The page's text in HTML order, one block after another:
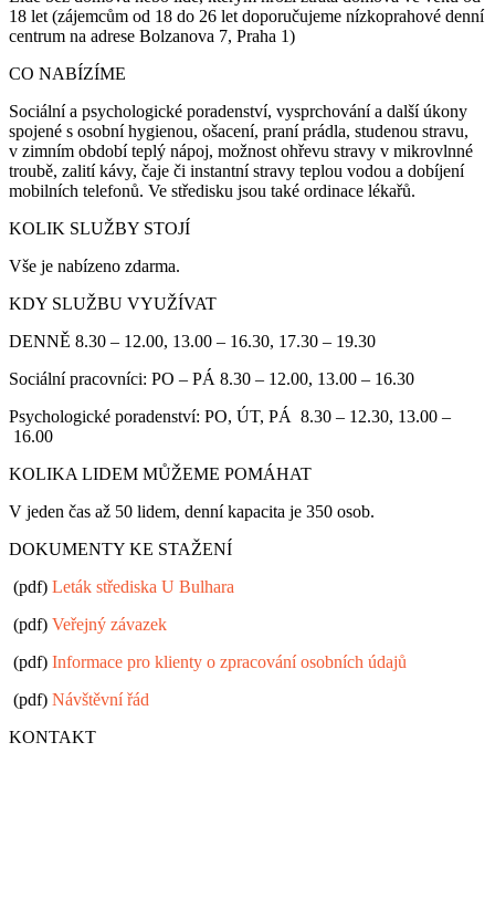
18 let (zájemcům od 18 do 26 let doporučujeme nízkoprahové denní
centrum na adrese Bolzanova 7, Praha 1)
CO NABÍZÍME
Sociální a psychologické poradenství, vysprchování a další úkony
spojené s osobní hygienou, ošacení, praní prádla, studenou stravu,
v zimním období teplý nápoj, možnost ohřevu stravy v mikrovlnné
troubě, zalití kávy, čaje či instantní stravy teplou vodou a dobíjení
mobilních telefonů. Ve středisku jsou také ordinace lékařů.
KOLIK SLUŽBY STOJÍ
Vše je nabízeno zdarma.
KDY SLUŽBU VYUŽÍVAT
DENNĚ 8.30 – 12.00, 13.00 – 16.30, 17.30 – 19.30
Sociální pracovníci: PO – PÁ 8.30 – 12.00, 13.00 – 16.30
Psychologické poradenství: PO, ÚT, PÁ 8.30 – 12.30, 13.00 –
16.00
KOLIKA LIDEM MŮŽEME POMÁHAT
V jeden čas až 50 lidem, denní kapacita je 350 osob.
DOKUMENTY KE STAŽENÍ
(pdf) Leták střediska U Bulhara
(pdf) Veřejný závazek
(pdf) Informace pro klienty o zpracování osobních údajů
(pdf) Návštěvní řád
KONTAKT